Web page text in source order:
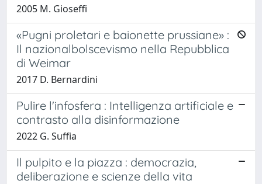
2005 M. Gioseffi
«Pugni proletari e baionette prussiane» :
Il nazionalbolscevismo nella Repubblica
di Weimar
2017 D. Bernardini
Pulire l'infosfera : Intelligenza artificiale e
contrasto alla disinformazione
2022 G. Suffia
Il pulpito e la piazza : democrazia,
deliberazione e scienze della vita